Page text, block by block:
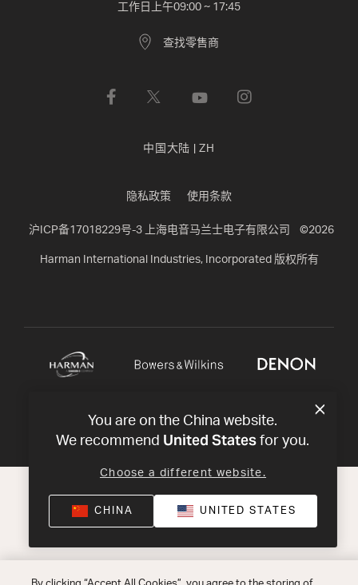
工作日上午09:00 ~ 17:45
查找零售商
中国大陆 ZH
隐私政策 使用条款
沪ICP备17018229号-3 上海电音马兰士电子有限公司 ©2026
Harman International Industries, Incorporated 版权所有
You are on the China website.
We recommend United States for you.
Choose a different website.
CHINA UNITED STATES